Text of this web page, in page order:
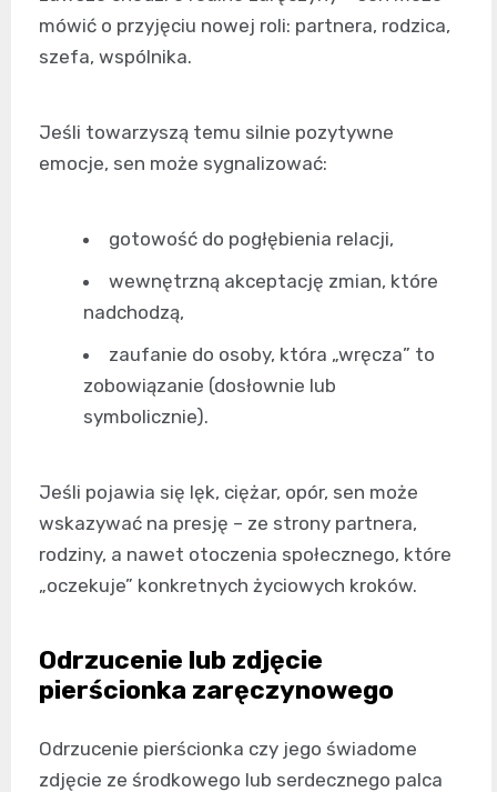
mówić o przyjęciu nowej roli: partnera, rodzica,
szefa, wspólnika.
Jeśli towarzyszą temu silnie pozytywne
emocje, sen może sygnalizować:
gotowość do pogłębienia relacji,
wewnętrzną akceptację zmian, które
nadchodzą,
zaufanie do osoby, która „wręcza” to
zobowiązanie (dosłownie lub
symbolicznie).
Jeśli pojawia się lęk, ciężar, opór, sen może
wskazywać na presję – ze strony partnera,
rodziny, a nawet otoczenia społecznego, które
„oczekuje” konkretnych życiowych kroków.
Odrzucenie lub zdjęcie
pierścionka zaręczynowego
Odrzucenie pierścionka czy jego świadome
zdjęcie ze środkowego lub serdecznego palca